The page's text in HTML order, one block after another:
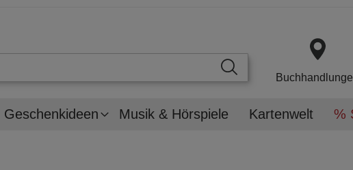
Geschenkideen Musik & Hörspiele Kartenwelt %